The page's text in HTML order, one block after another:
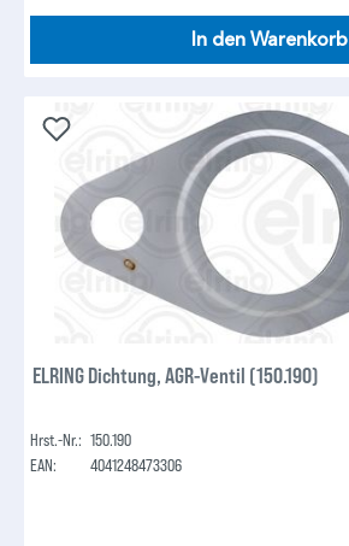
In den Warenkorb
ELRING Dichtung, AGR-Ventil (150.190)
Hrst.-Nr.: 150.190
EAN:
4041248473306